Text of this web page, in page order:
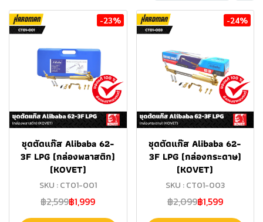
-23%
ชุดตัดแก๊ส Alibaba 62-
3F LPG (กล่องพลาสติก)
(KOVET)
SKU : CT01-001
฿2,599฿1,999
-24%
ชุดตัดแก๊ส Alibaba 62-
3F LPG (กล่องกระดาษ)
(KOVET)
SKU : CT01-003
฿2,099฿1,599